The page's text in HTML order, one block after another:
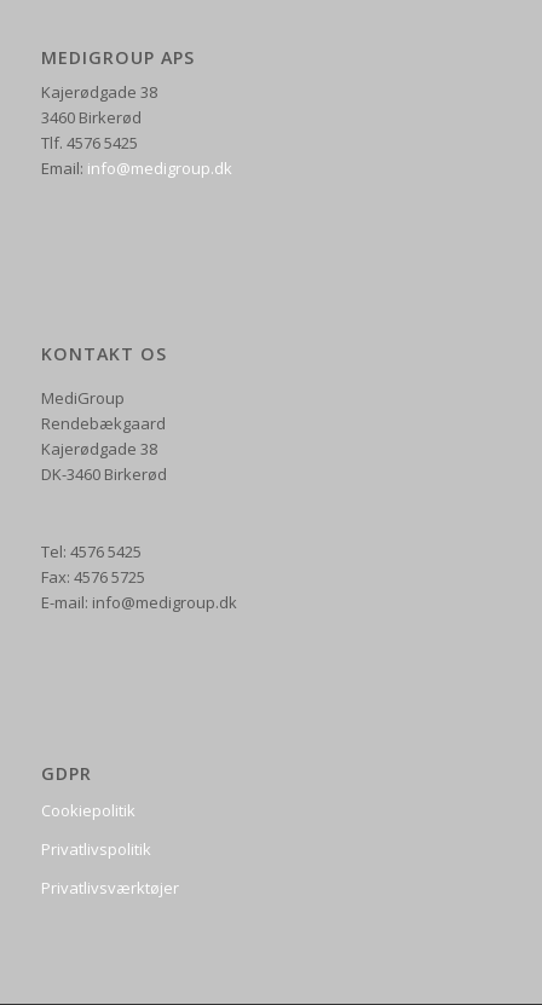
MEDIGROUP APS
Kajerødgade 38
3460 Birkerød
Tlf. 4576 5425
Email: info@medigroup.dk
KONTAKT OS
MediGroup
Rendebækgaard
Kajerødgade 38
DK-3460 Birkerød
Tel: 4576 5425
Fax: 4576 5725
E-mail: info@medigroup.dk
GDPR
Cookiepolitik
Privatlivspolitik
Privatlivsværktøjer